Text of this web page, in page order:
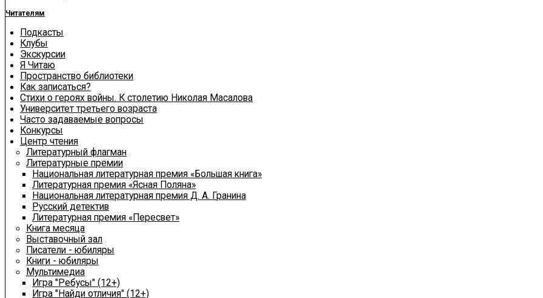
Читателям
Подкасты
Клубы
Экскурсии
Я Читаю
Пространство библиотеки
Как записаться?
Стихи о героях войны. К столетию Николая Масалова
Университет третьего возраста
Часто задаваемые вопросы
Конкурсы
Центр чтения
Литературный флагман
Литературные премии
Национальная литературная премия «Большая книга»
Литературная премия «Ясная Поляна»
Национальная литературная премия Д. А. Гранина
Русский детектив
Литературная премия «Пересвет»
Книга месяца
Выставочный зал
Писатели - юбиляры
Книги - юбиляры
Мультимедиа
Игра "Ребусы" (12+)
Игра "Найди отличия" (12+)